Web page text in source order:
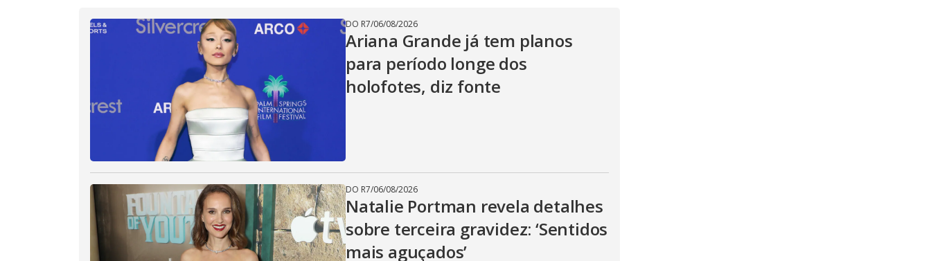
DO R7/06/08/2026
Ariana Grande já tem planos
para período longe dos
holofotes, diz fonte
DO R7/06/08/2026
Natalie Portman revela detalhes
sobre terceira gravidez: ‘Sentidos
mais aguçados’